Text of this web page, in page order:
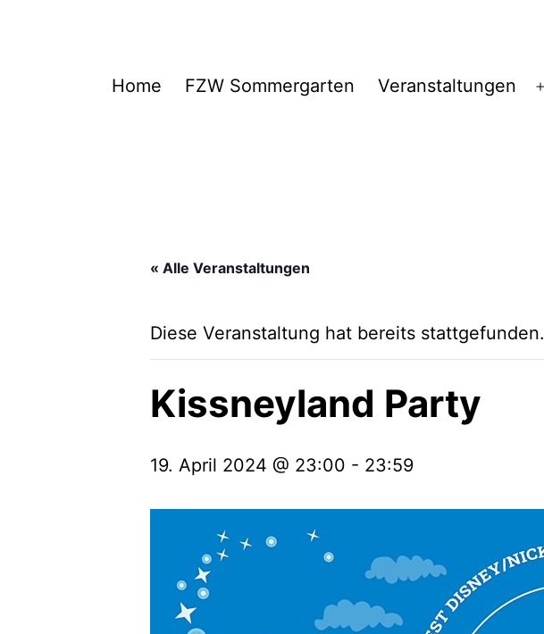
FZWHome FZW Sommergarten Veranstaltungen
« Alle Veranstaltungen
Diese Veranstaltung hat bereits stattgefunden.
Kissneyland Party
19. April 2024 @ 23:00 - 23:59